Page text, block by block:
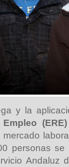
y la
(ERE)
personas
Andaluz